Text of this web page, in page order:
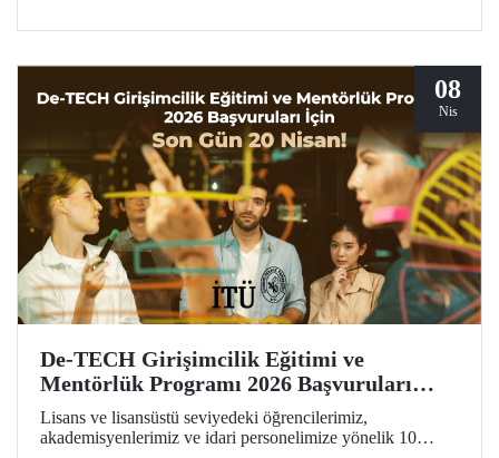
08
Nis
De-TECH Girişimcilik Eğitimi ve
Mentörlük Programı 2026 Başvuruları
Başladı
Lisans ve lisansüstü seviyedeki öğrencilerimiz,
akademisyenlerimiz ve idari personelimize yönelik 10